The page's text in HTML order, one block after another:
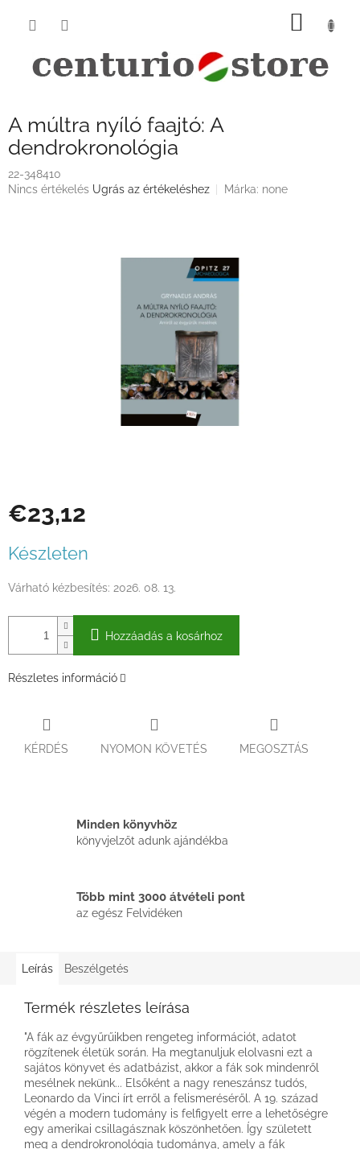
KOSÁR
A múltra nyíló faajtó: A
dendrokronológia
22-348410
A
Nincs értékelés Ugrás az értékeléshez Márka: none
€23,12
Készleten
Várható kézbesítés: 2026. 08. 13.
Hozzáadás a kosárhoz
Részletes információ
KÉRDÉS NYOMON KÖVETÉS MEGOSZTÁS
Minden könyvhöz
könyvjelzőt adunk ajándékba
Több mint 3000 átvételi pont
az egész Felvidéken
Leírás Beszélgetés
Termék részletes leírása
"A fák az évgyűrűikben rengeteg információt, adatot
rögzítenek életük során. Ha megtanuljuk elolvasni ezt a
sajátos könyvet és adatbázist, akkor a fák sok mindenről
mesélnek nekünk... Elsőként a nagy reneszánsz tudós,
Leonardo da Vinci írt erről a felismeréséről. A 19. század
végén a modern tudomány is felfigyelt erre a lehetőségre
egy amerikai csillagásznak köszönhetően. Így született
meg a dendrokronológia tudománya, amely a fák